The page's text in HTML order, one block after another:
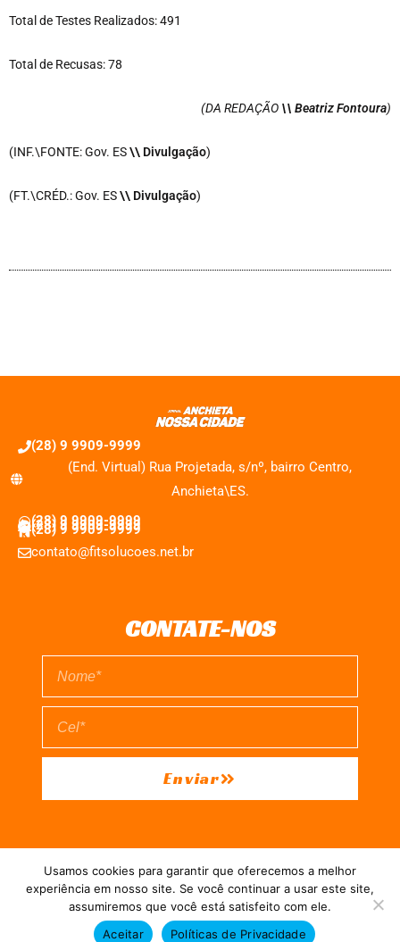
Total de Testes Realizados: 491
Total de Recusas: 78
(DA REDAÇÃO \\ Beatriz Fontoura)
(INF.\FONTE: Gov. ES\\ Divulgação)
(FT.\CRÉD.: Gov. ES\\ Divulgação)
(28) 9 9909-9999
(End. Virtual) Rua Projetada, s/nº, bairro Centro,
Anchieta\ES.
(28) 9 9909-9999
(28) 9 9909-9999
(28) 9 9909-9999
contato@fitsolucoes.net.br
CONTATE-NOS
Enviar
EXPEDIENTE QUEM SOMOS
POLÍTICA DE PRIVACIDADE
TERMO DE USO
Direitos reservados à FIT Soluções = Atualizado pelo Consórcio de
Usamos cookies para garantir que oferecemos a melhor
experiência em nosso site. Se você continuar a usar este site,
assumiremos que você está satisfeito com ele.
Aceitar
Políticas de Privacidade